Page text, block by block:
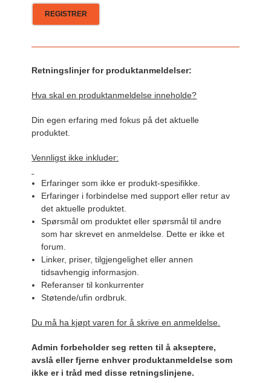
Retningslinjer for produktanmeldelser:
Hva skal en produktanmeldelse inneholde?
Din egen erfaring med fokus på det aktuelle
produktet.
Vennligst ikke inkluder:
Erfaringer som ikke er produkt-spesifikke.
Erfaringer i forbindelse med support eller retur av
det aktuelle produktet.
Spørsmål om produktet eller spørsmål til andre
som har skrevet en anmeldelse. Dette er ikke et
forum.
Linker, priser, tilgjengelighet eller annen
tidsavhengig informasjon.
Referanser til konkurrenter
Støtende/ufin ordbruk.
Du må ha kjøpt varen for å skrive en anmeldelse.
Admin forbeholder seg retten til å akseptere,
avslå eller fjerne enhver produktanmeldelse som
ikke er i tråd med disse retningslinjene.